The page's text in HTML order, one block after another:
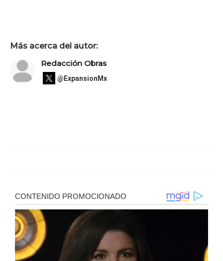
Más acerca del autor:
Redacción Obras
@ExpansionMx